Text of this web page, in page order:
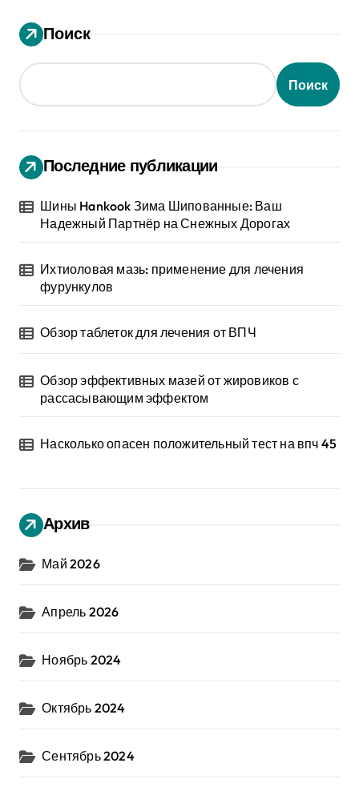
Поиск
Поиск
Последние публикации
Шины Hankook Зима Шипованные: Ваш
Надежный Партнёр на Снежных Дорогах
Ихтиоловая мазь: применение для лечения
фурункулов
Обзор таблеток для лечения от ВПЧ
Обзор эффективных мазей от жировиков с
рассасывающим эффектом
Насколько опасен положительный тест на впч 45
Архив
Май 2026
Апрель 2026
Ноябрь 2024
Октябрь 2024
Сентябрь 2024